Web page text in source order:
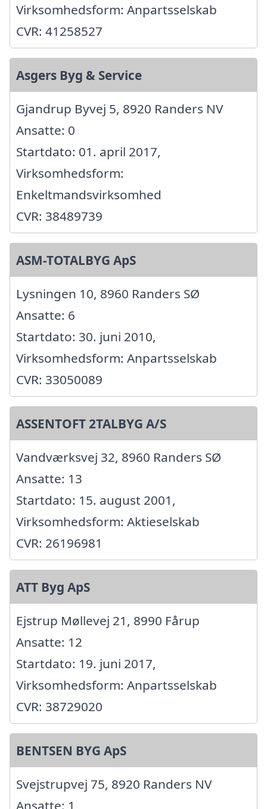
Virksomhedsform: Anpartsselskab
CVR: 41258527
Asgers Byg & Service
Gjandrup Byvej 5, 8920 Randers NV
Ansatte: 0
Startdato: 01. april 2017,
Virksomhedsform:
Enkeltmandsvirksomhed
CVR: 38489739
ASM-TOTALBYG ApS
Lysningen 10, 8960 Randers SØ
Ansatte: 6
Startdato: 30. juni 2010,
Virksomhedsform: Anpartsselskab
CVR: 33050089
ASSENTOFT 2TALBYG A/S
Vandværksvej 32, 8960 Randers SØ
Ansatte: 13
Startdato: 15. august 2001,
Virksomhedsform: Aktieselskab
CVR: 26196981
ATT Byg ApS
Ejstrup Møllevej 21, 8990 Fårup
Ansatte: 12
Startdato: 19. juni 2017,
Virksomhedsform: Anpartsselskab
CVR: 38729020
BENTSEN BYG ApS
Svejstrupvej 75, 8920 Randers NV
Ansatte: 1